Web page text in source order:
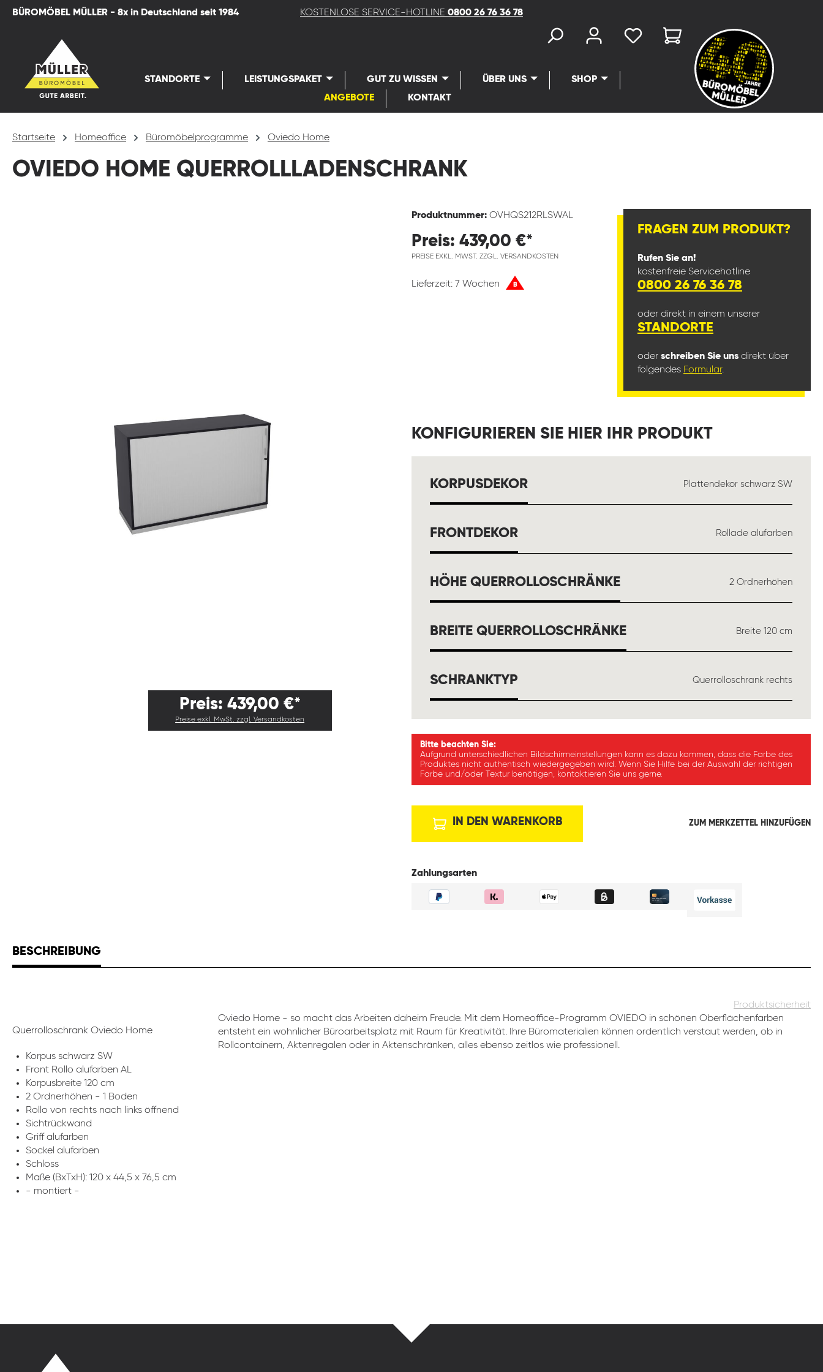
Zur Hauptnavigation springen
BÜROMÖBEL MÜLLER - 8x in Deutschland seit 1984 KOSTENLOSE SERVICE-HOTLINE 0800 26 76 36 78
STANDORTE LEISTUNGSPAKET GUT ZU WISSEN ÜBER UNS
SHOP
ANGEBOTE
KONTAKT
Startseite Homeoffice Büromöbelprogramme Oviedo Home
OVIEDO HOME QUERROLLLADENSCHRANK
Preis: 439,00 €*
Preise exkl. MwSt. zzgl. Versandkosten
Produktnummer: OVHQS212RLSWAL
Preis: 439,00 €*
PREISE EXKL. MWST. ZZGL. VERSANDKOSTEN
Lieferzeit: 7 Wochen B
FRAGEN ZUM PRODUKT?
Rufen Sie an!
kostenfreie Servicehotline
0800 26 76 36 78
oder direkt in einem unserer
STANDORTE
oder schreiben Sie uns direkt über
folgendes Formular.
KONFIGURIEREN SIE HIER IHR PRODUKT
KORPUSDEKORAUSWÄHLEN Plattendekor schwarz SW
FRONTDEKORAUSWÄHLEN Rollade alufarben
HÖHE QUERROLLOSCHRÄNKEAUSWÄHLEN 2 Ordnerhöhen
BREITE QUERROLLOSCHRÄNKEAUSWÄHLEN Breite 120 cm
SCHRANKTYP Querrolloschrank rechts
Bitte beachten Sie:
Aufgrund unterschiedlichen Bildschirmeinstellungen kann es dazu kommen, dass die Farbe des
Produktes nicht authentisch wiedergegeben wird. Wenn Sie Hilfe bei der Auswahl der richtigen
Farbe und/oder Textur benötigen, kontaktieren Sie uns gerne.
IN DEN WARENKORB ZUM MERKZETTEL HINZUFÜGEN
Zahlungsarten
BESCHREIBUNG
Produktsicherheit
Querrolloschrank Oviedo Home
Korpus schwarz SW
Front Rollo alufarben AL
Korpusbreite 120 cm
2 Ordnerhöhen - 1 Boden
Rollo von rechts nach links öffnend
Sichtrückwand
Griff alufarben
Sockel alufarben
Schloss
Maße (BxTxH): 120 x 44,5 x 76,5 cm
- montiert -
Oviedo Home - so macht das Arbeiten daheim Freude. Mit dem Homeoffice-Programm OVIEDO in schönen Oberflächenfarben
entsteht ein wohnlicher Büroarbeitsplatz mit Raum für Kreativität. Ihre Büromaterialien können ordentlich verstaut werden, ob in
Rollcontainern, Aktenregalen oder in Aktenschränken, alles ebenso zeitlos wie professionell.